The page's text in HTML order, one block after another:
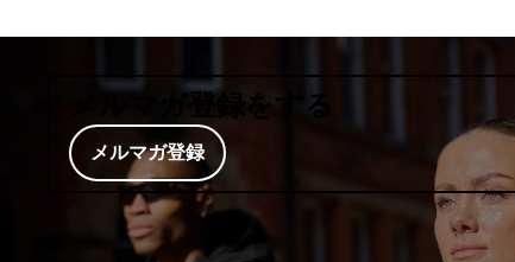
メルマガ登録をする
メルマガ登録